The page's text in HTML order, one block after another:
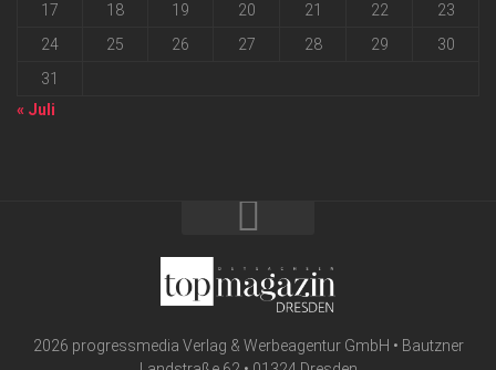
17
18 19 20 21 22
23
24
25 26 27 28 29
30
31
« Juli
2026 progressmedia Verlag & Werbeagentur GmbH • Bautzner